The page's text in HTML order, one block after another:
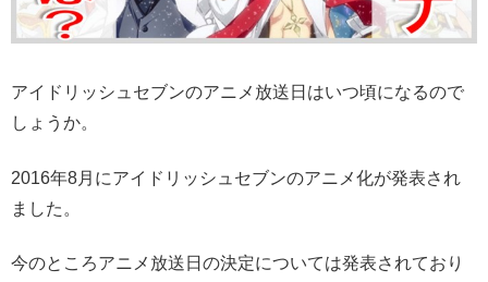
アイドリッシュセブンのアニメ放送日はいつ頃になるので
しょうか。
2016年8月にアイドリッシュセブンのアニメ化が発表され
ました。
今のところアニメ放送日の決定については発表されており